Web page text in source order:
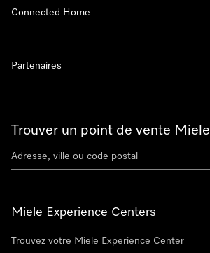
Trouver un point de vente Miele
Miele Experience Centers
Trouvez votre Miele Experience Center
Connected Home
Partenaires